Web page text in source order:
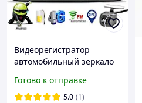
Видеорегистратор
автомобильный зеркало
навигатор, Android
8,1,BluetoothFM Full HD
Готово к отправке
5.0 (1)